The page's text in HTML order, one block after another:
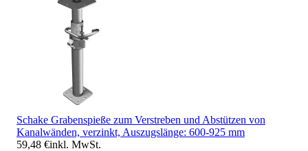
Schake Grabenspieße zum Verstreben und Abstützen von
Kanalwänden, verzinkt, Auszugslänge: 600-925 mm
59,48 €inkl. MwSt.